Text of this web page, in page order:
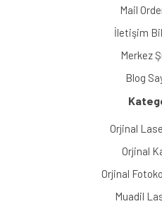
Mail
İletişim
Merkez
Blog
Orjinal
Orjinal
Orjinal
Muadil